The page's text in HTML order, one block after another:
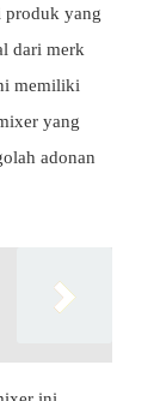
produk yang
dari merk
memiliki
yang
adonan